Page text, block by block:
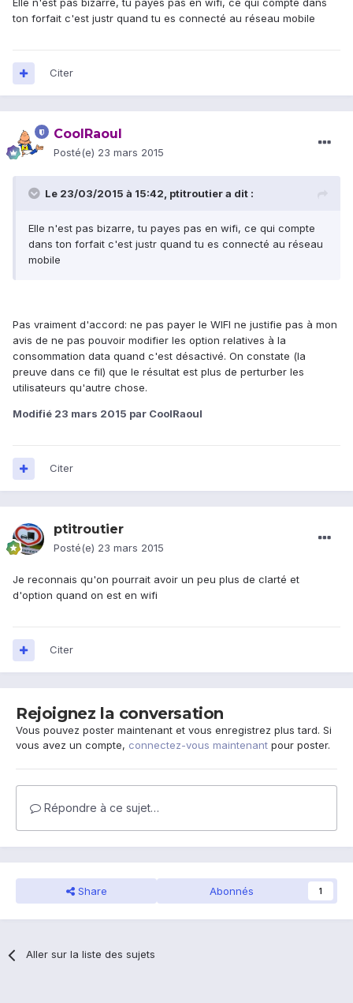
Elle n'est pas bizarre, tu payes pas en wifi, ce qui compte dans
ton forfait c'est justr quand tu es connecté au réseau mobile
Citer
CoolRaoul
Posté(e) 23 mars 2015
Le 23/03/2015 à 15:42, ptitroutier a dit :
Elle n'est pas bizarre, tu payes pas en wifi, ce qui compte
dans ton forfait c'est justr quand tu es connecté au réseau
mobile
Pas vraiment d'accord: ne pas payer le WIFI ne justifie pas à mon
avis de ne pas pouvoir modifier les option relatives à la
consommation data quand c'est désactivé. On constate (la
preuve dans ce fil) que le résultat est plus de perturber les
utilisateurs qu'autre chose.
Modifié 23 mars 2015 par CoolRaoul
Citer
ptitroutier
Posté(e) 23 mars 2015
Je reconnais qu'on pourrait avoir un peu plus de clarté et
d'option quand on est en wifi
Citer
Rejoignez la conversation
Vous pouvez poster maintenant et vous enregistrez plus tard. Si
vous avez un compte, connectez-vous maintenant pour poster.
Répondre à ce sujet…
Share Abonnés 1
Aller sur la liste des sujets